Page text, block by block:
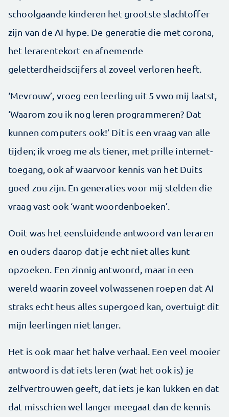
schoolgaande kinderen het grootste slachtoffer
zijn van de AI-hype. De generatie die met corona,
het lerarentekort en afnemende
geletterdheidscijfers al zoveel verloren heeft.
‘Mevrouw’, vroeg een leerling uit 5 vwo mij laatst,
‘Waarom zou ik nog leren programmeren? Dat
kunnen computers ook!’ Dit is een vraag van alle
tijden; ik vroeg me als tiener, met prille inter­net­
toegang, ook af waarvoor kennis van het Duits
goed zou zijn. En generaties voor mij stelden die
vraag vast ook ‘want woordenboeken’.
Ooit was het eensluidende antwoord van leraren
en ouders daarop dat je echt niet alles kunt
opzoeken. Een zinnig antwoord, maar in een
wereld waarin zoveel volwassenen roepen dat AI
straks echt heus alles supergoed kan, overtuigt dit
mijn leerlingen niet langer.
Het is ook maar het halve verhaal. Een veel mooier
antwoord is dat iets leren (wat het ook is) je
zelfvertrouwen geeft, dat iets je kan lukken en dat
dat misschien wel langer meegaat dan de kennis